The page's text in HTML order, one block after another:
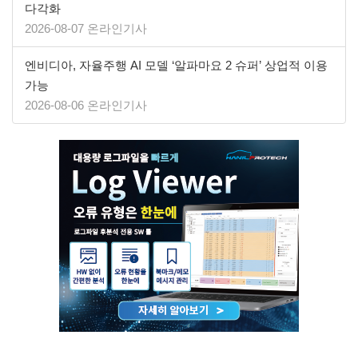
다각화
2026-08-07 온라인기사
엔비디아, 자율주행 AI 모델 ‘알파마요 2 슈퍼’ 상업적 이용
가능
2026-08-06 온라인기사